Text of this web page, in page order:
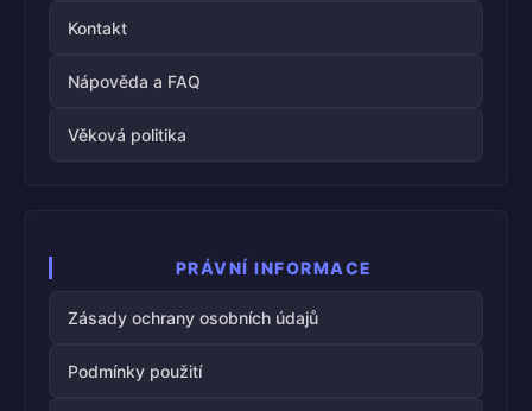
Kontakt
Nápověda a FAQ
Věková politika
PRÁVNÍ INFORMACE
Zásady ochrany osobních údajů
Podmínky použití